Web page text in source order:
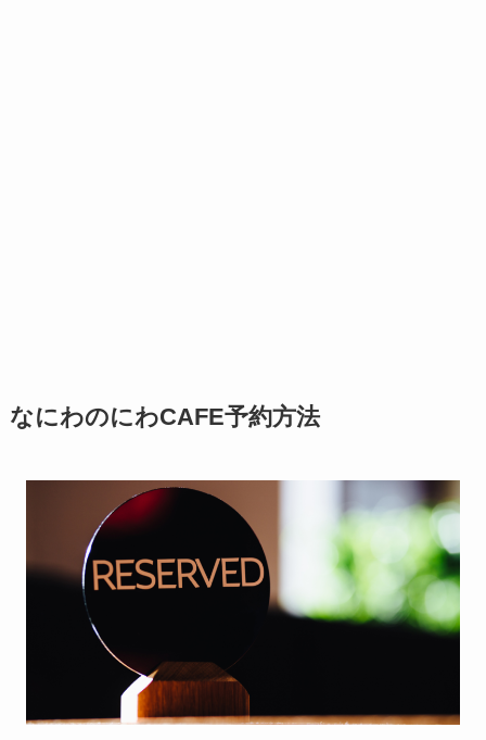
なにわのにわCAFE予約方法